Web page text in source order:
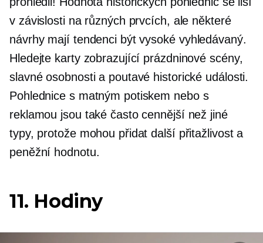
v závislosti na různých prvcích, ale některé
návrhy mají tendenci být vysoké vyhledávaný.
Hledejte karty zobrazující prázdninové scény,
slavné osobnosti a poutavé historické události.
Pohlednice s matným potiskem nebo s
reklamou jsou také často cennější než jiné
typy, protože mohou přidat další přitažlivost a
peněžní hodnotu.
11. Hodiny